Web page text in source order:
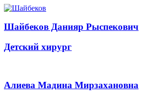
Шайбеков Данияр Рыспекович
Детский хирург
Алиева Мадина Мирзахановна